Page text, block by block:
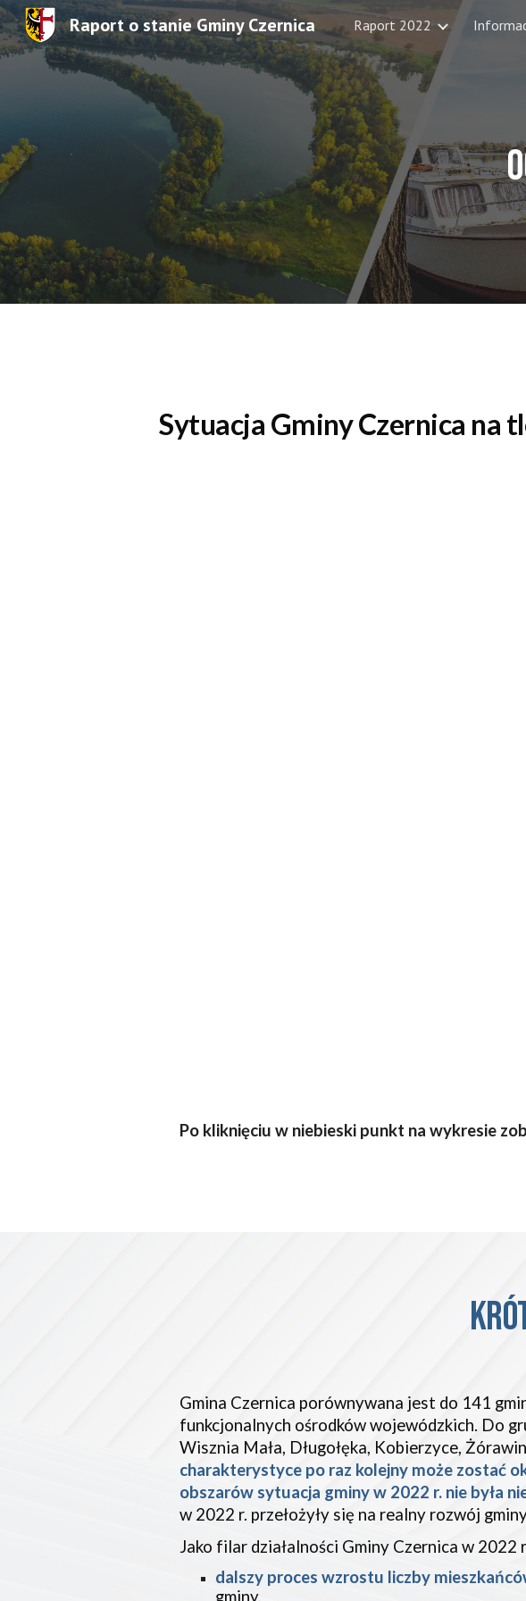
Skip to main content
Raport o stanie Gminy Czernica Raport 2022
Sytuacja Gminy Czernica na
Po kliknięciu w niebieski punkt na wykresie
Gmina Czernica porównywana jest do 141
funkcjonalnych ośrodków wojewódzkich. Do
Wisznia Mała, Długołęka, Kobierzyce,
charakterystyce po raz kolejny może zostać
obszarów sytuacja gminy w 2022 r. nie była
w 2022 r. przełożyły się na realny rozwój
Jako filar działalności Gminy Czernica w 2022
dalszy proces wzrostu liczby
gminy,